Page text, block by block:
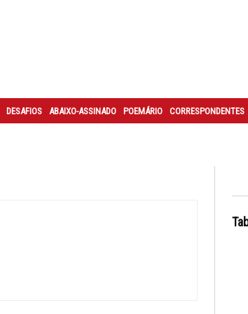
DESAFIOS ABAIXO-ASSINADO POEMÁRIO CORRESPONDENTES